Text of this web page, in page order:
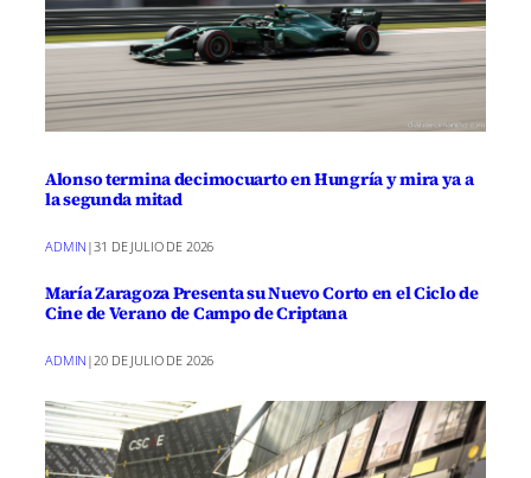
Alonso termina decimocuarto en Hungría y mira ya a
la segunda mitad
ADMIN |31 DE JULIO DE 2026
María Zaragoza Presenta su Nuevo Corto en el Ciclo de
Cine de Verano de Campo de Criptana
ADMIN |20 DE JULIO DE 2026